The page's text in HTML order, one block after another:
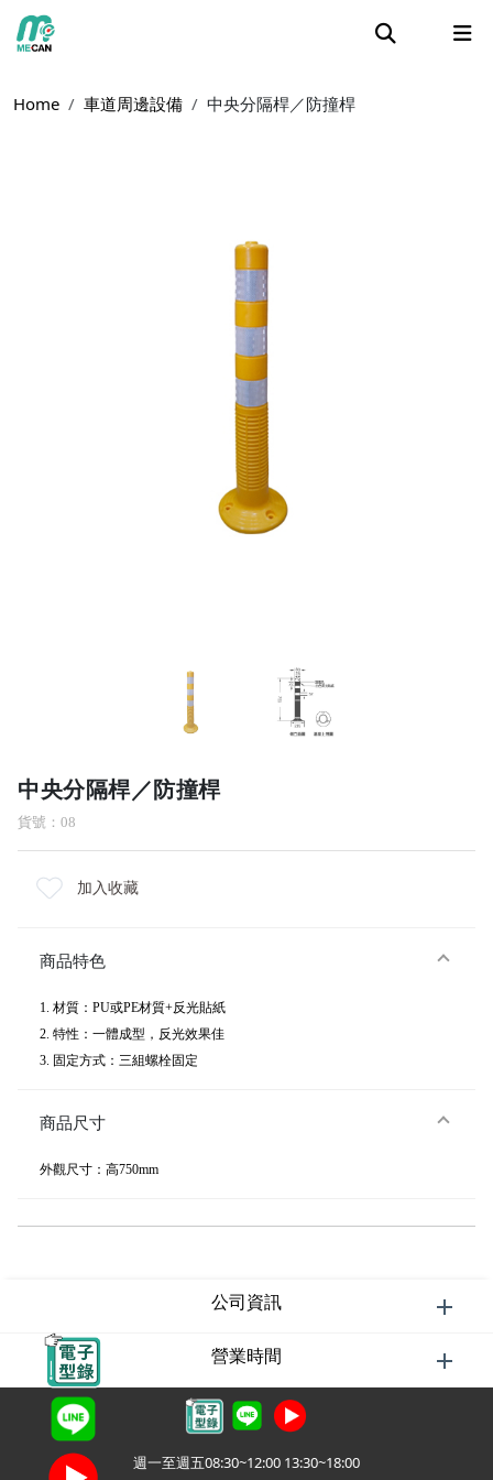
Home 車道周邊設備 中央分隔桿／防撞桿
中央分隔桿／防撞桿
貨號：08
加入收藏
商品特色
1. 材質：PU或PE材質+反光貼紙
2. 特性：一體成型，反光效果佳
3. 固定方式：三組螺栓固定
商品尺寸
外觀尺寸：高750mm
公司資訊
營業時間
週一至週五08:30~12:00 13:30~18:00